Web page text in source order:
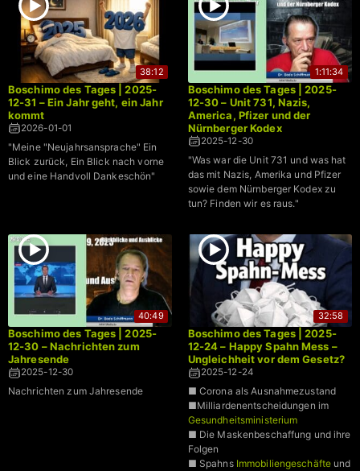
38:12
Boschimo des Tages | 2025-
12-31 – Ein Jahr geht, ein Jahr
kommt
2026-01-01
"Meine "Neujahrsansprache" Ein
Blick zurück, Ein Blick nach vorne
und eine Handvoll Dankeschön"
1:11:34
Boschimo des Tages | 2025-
12-30 – Unit 731, Nazis,
America, Pfizer und der
Nürnberger Kodex
2025-12-30
"Was war die Unit 731 und was hat
das mit Nazis, Amerika und Pfizer
sowie dem Nürnberger Kodex zu
tun? Finden wir es raus."
40:49
Boschimo des Tages | 2025-
12-30 – Nachrichten zum
Jahresende
2025-12-30
Nachrichten zum Jahresende
32:58
Boschimo des Tages | 2025-
12-24 – Happy Spahn Mess –
Ungleichheit vor dem Gesetz?
2025-12-24
■ Corona als Ausnahmezustand
■Milliardenentscheidungen im
Gesundheitsministerium
■ Die Maskenbeschaffung und ihre
Folgen
■ Spahns Immobiliengeschäfte und